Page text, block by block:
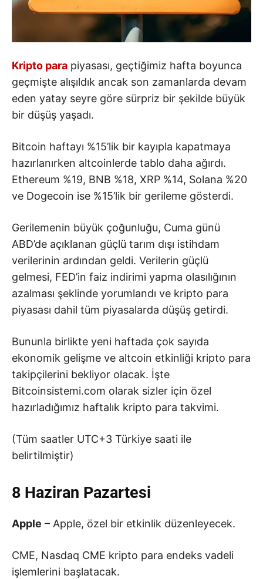
Kripto para piyasası, geçtiğimiz hafta boyunca
geçmişte alışıldık ancak son zamanlarda devam
eden yatay seyre göre sürpriz bir şekilde büyük
bir düşüş yaşadı.
Bitcoin haftayı %15’lik bir kayıpla kapatmaya
hazırlanırken altcoinlerde tablo daha ağırdı.
Ethereum %19, BNB %18, XRP %14, Solana %20
ve Dogecoin ise %15’lik bir gerileme gösterdi.
Gerilemenin büyük çoğunluğu, Cuma günü
ABD’de açıklanan güçlü tarım dışı istihdam
verilerinin ardından geldi. Verilerin güçlü
gelmesi, FED’in faiz indirimi yapma olasılığının
azalması şeklinde yorumlandı ve kripto para
piyasası dahil tüm piyasalarda düşüş getirdi.
Bununla birlikte yeni haftada çok sayıda
ekonomik gelişme ve altcoin etkinliği kripto para
takipçilerini bekliyor olacak. İşte
Bitcoinsistemi.com olarak sizler için özel
hazırladığımız haftalık kripto para takvimi.
(Tüm saatler UTC+3 Türkiye saati ile
belirtilmiştir)
8 Haziran Pazartesi
Apple – Apple, özel bir etkinlik düzenleyecek.
CME, Nasdaq CME kripto para endeks vadeli
işlemlerini başlatacak.